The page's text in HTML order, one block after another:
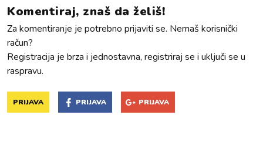
Komentiraj, znaš da želiš!
Za komentiranje je potrebno prijaviti se. Nemaš korisnički
račun?
Registracija je brza i jednostavna, registriraj se i uključi se u
raspravu.
PRIJAVA PRIJAVA PRIJAVA